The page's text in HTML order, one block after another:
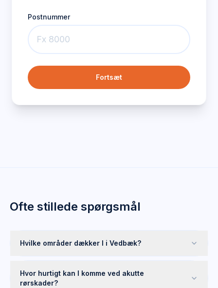
Postnummer
Fortsæt
Ofte stillede spørgsmål
Hvilke områder dækker I i Vedbæk?
Hvor hurtigt kan I komme ved akutte
rørskader?